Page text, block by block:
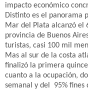
impacto económico
Distinto es el panorama
Mar del Plata alcanzó el
provincia de Buenos
turistas, casi 100 mil
Mas al sur de la costa
finalizó la primera
cuanto a la ocupación,
semanal y del 95% fines